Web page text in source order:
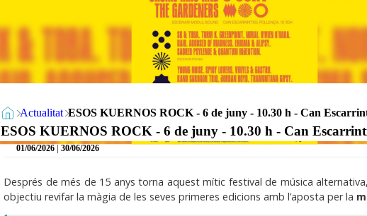
Actualitat ESOS KUERNOS ROCK - 6 de juny - 10.30 h - Can
ESOS KUERNOS ROCK - 6 de juny - 10.30 h - Can
01/06/2026|30/06/2026
Després de més de 15 anys torna aquest mític festival de música
objectiu revifar la màgia de les seves primeres edicions amb l’aposta per la